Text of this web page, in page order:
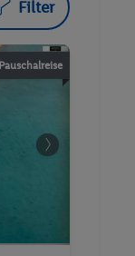
Filter